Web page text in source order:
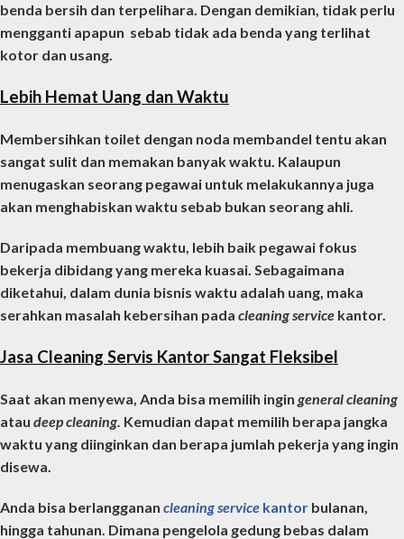
benda bersih dan terpelihara. Dengan demikian, tidak perlu
mengganti apapun sebab tidak ada benda yang terlihat
kotor dan usang.
Lebih Hemat Uang dan Waktu
Membersihkan toilet dengan noda membandel tentu akan
sangat sulit dan memakan banyak waktu. Kalaupun
menugaskan seorang pegawai untuk melakukannya juga
akan menghabiskan waktu sebab bukan seorang ahli.
Daripada membuang waktu, lebih baik pegawai fokus
bekerja dibidang yang mereka kuasai. Sebagaimana
diketahui, dalam dunia bisnis waktu adalah uang, maka
serahkan masalah kebersihan pada cleaning service kantor.
Jasa Cleaning Servis Kantor Sangat Fleksibel
Saat akan menyewa, Anda bisa memilih ingin general cleaning
atau deep cleaning. Kemudian dapat memilih berapa jangka
waktu yang diinginkan dan berapa jumlah pekerja yang ingin
disewa.
Anda bisa berlangganan cleaning service kantor bulanan,
hingga tahunan. Dimana pengelola gedung bebas dalam